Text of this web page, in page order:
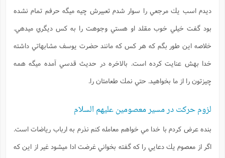
ديدم اسب يك مرجعي را سوار شدم تعبيرش چيه ميگه حرفم تمام نشده
بود گفت خيلي خوب مقلد او هستي وجوهت را به كس ديگري ميدهي.
خلاصه اين طور بگم كه هر كس كه مانند حضرت يوسف مشابهاتي داشته
خدا بهش عنايت كرده است. بالاخره در حديث قدسي آمده ميگه همه
چيزتون را از ما بخواهيد. حتي نمك طعامتان را.
لزوم حرکت در مسیر معصومین علیهم السلام
بنده عرض كردم با خدا مي خواهم معامله كنم نذرم به ارباب رياضات است.
اگر از معصوم يك دعايي را كه گفته بخواني غرضت ادا ميشود غير از اين كه